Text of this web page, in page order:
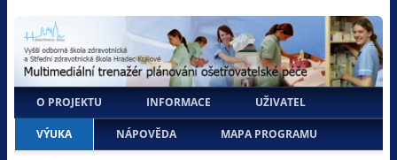
O PROJEKTU INFORMACE UŽIVATEL
VÝUKA NÁPOVĚDA MAPA PROGRAMU